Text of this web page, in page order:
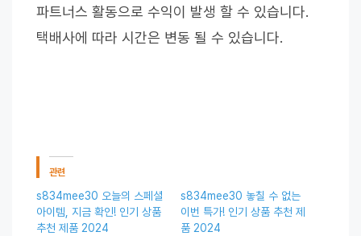
파트너스 활동으로 수익이 발생 할 수 있습니다.
택배사에 따라 시간은 변동 될 수 있습니다.
관련
s834mee30 오늘의 스페셜
아이템, 지금 확인! 인기 상품
추천 제품 2024
s834mee30 놓칠 수 없는
이번 특가! 인기 상품 추천 제
품 2024